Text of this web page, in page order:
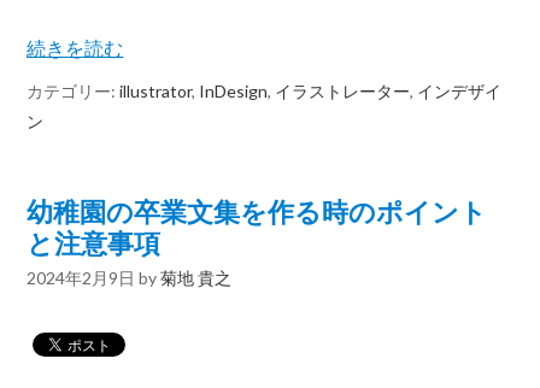
続きを読む
カテゴリー:illustrator, InDesign, イラストレーター, インデザイ
ン
幼稚園の卒業文集を作る時のポイント
と注意事項
2024年2月9日 by菊地 貴之